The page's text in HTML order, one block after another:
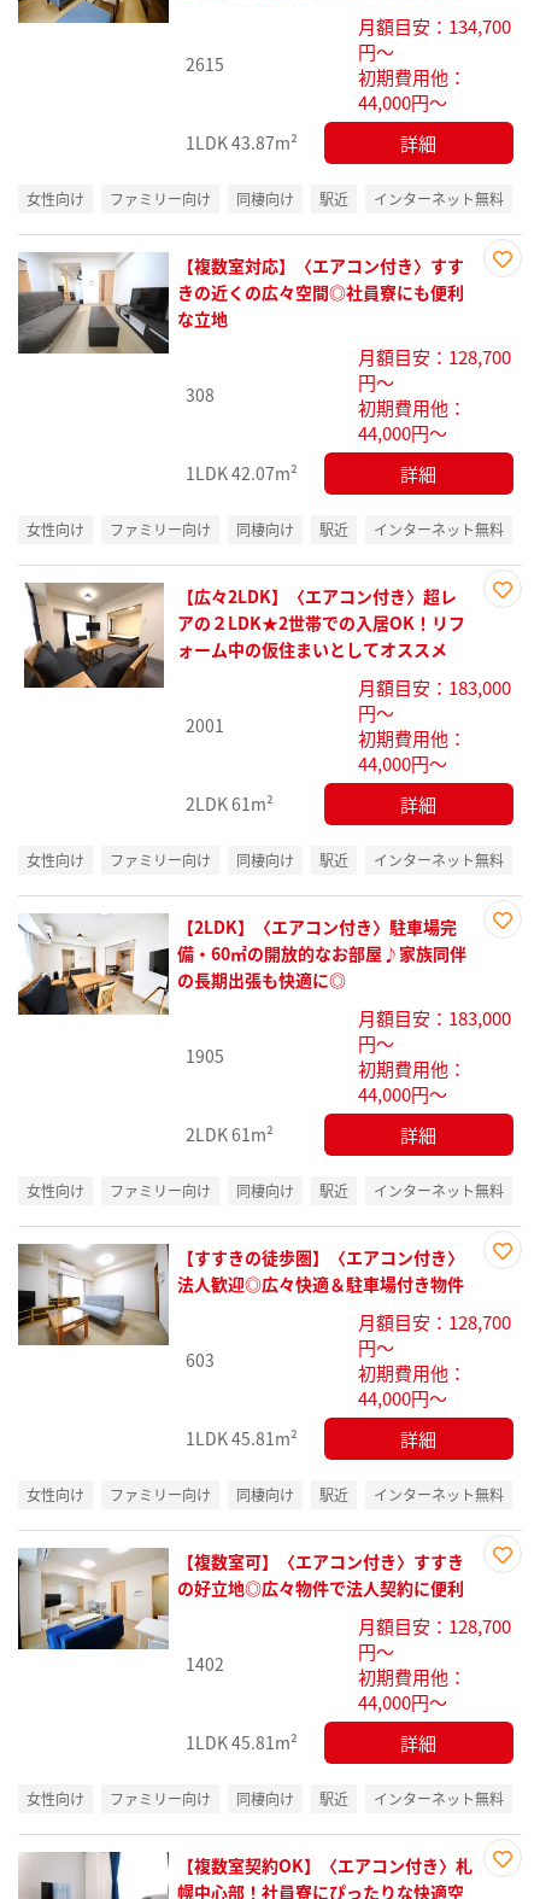
録
2615
月額目安：134,700
円～
初期費用他：
44,000円～
1LDK43.87m² 詳細
女性向け ファミリー向け 同棲向け 駅近 インターネット無料
録
【複数室対応】〈エアコン付き〉すす
きの近くの広々空間◎社員寮にも便利
な立地
308
月額目安：128,700
円～
初期費用他：
44,000円～
1LDK42.07m² 詳細
女性向け ファミリー向け 同棲向け 駅近 インターネット無料
録
【広々2LDK】〈エアコン付き〉超レ
アの２LDK★2世帯での入居OK！リフ
ォーム中の仮住まいとしてオススメ
2001
月額目安：183,000
円～
初期費用他：
44,000円～
2LDK61m² 詳細
女性向け ファミリー向け 同棲向け 駅近 インターネット無料
録
【2LDK】〈エアコン付き〉駐車場完
備・60㎡の開放的なお部屋♪家族同伴
の長期出張も快適に◎
1905
月額目安：183,000
円～
初期費用他：
44,000円～
2LDK61m² 詳細
女性向け ファミリー向け 同棲向け 駅近 インターネット無料
り登
【すすきの徒歩圏】〈エアコン付き〉
法人歓迎◎広々快適＆駐車場付き物件
603
月額目安：128,700
円～
初期費用他：
44,000円～
1LDK45.81m² 詳細
女性向け ファミリー向け 同棲向け 駅近 インターネット無料
り登
【複数室可】〈エアコン付き〉すすき
の好立地◎広々物件で法人契約に便利
1402
月額目安：128,700
円～
初期費用他：
44,000円～
1LDK45.81m² 詳細
女性向け ファミリー向け 同棲向け 駅近 インターネット無料
【複数室契約OK】〈エアコン付き〉札
幌中心部！社員寮にぴったりな快適空